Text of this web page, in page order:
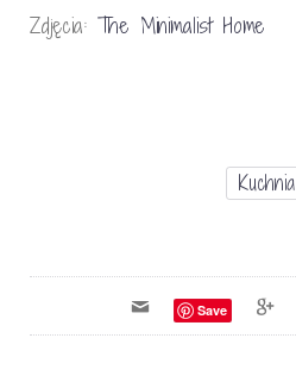
Zdjęcia: The Minimalist Home
Kuchnia
Save